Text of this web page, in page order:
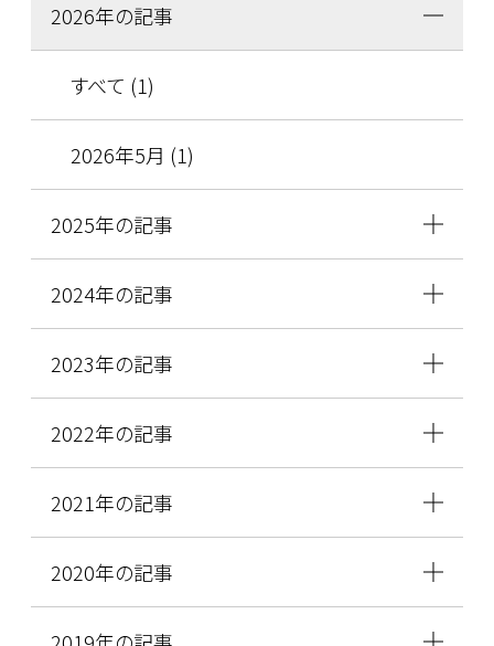
2026年の記事
すべて (1)
2026年5月 (1)
2025年の記事
2024年の記事
2023年の記事
2022年の記事
2021年の記事
2020年の記事